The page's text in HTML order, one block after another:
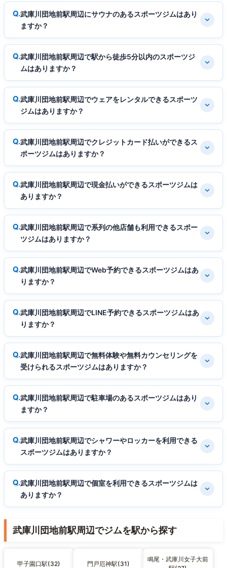
武庫川団地前駅周辺にサウナのあるスポーツジムはあり
ますか？
武庫川団地前駅周辺で駅から徒歩5分以内のスポーツジ
ムはありますか？
武庫川団地前駅周辺でウェアをレンタルできるスポーツ
ジムはありますか？
武庫川団地前駅周辺でクレジットカード払いができるス
ポーツジムはありますか？
武庫川団地前駅周辺で現金払いができるスポーツジムは
ありますか？
武庫川団地前駅周辺で系列の他店舗も利用できるスポー
ツジムはありますか？
武庫川団地前駅周辺でWeb予約できるスポーツジムはあ
りますか？
武庫川団地前駅周辺でLINE予約できるスポーツジムはあ
りますか？
武庫川団地前駅周辺で無料体験や無料カウンセリングを
受けられるスポーツジムはありますか？
武庫川団地前駅周辺で駐車場のあるスポーツジムはあり
ますか？
武庫川団地前駅周辺でシャワーやロッカーを利用できる
スポーツジムはありますか？
武庫川団地前駅周辺で個室を利用できるスポーツジムは
ありますか？
武庫川団地前駅周辺でジムを駅から探す
甲子園口駅(32) 門戸厄神駅(31)
鳴尾・武庫川女子大前